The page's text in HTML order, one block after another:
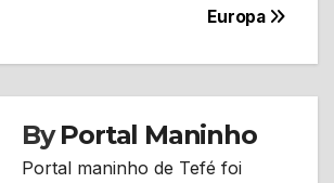
Europa
ByPortal Maninho
Portal maninho de Tefé foi